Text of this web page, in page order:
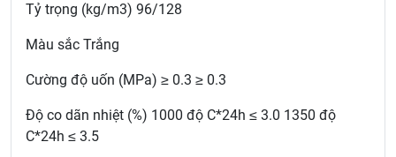
Tỷ trọng (kg/m3) 96/128
Màu sắc Trắng
Cường độ uốn (MPa) ≥ 0.3 ≥ 0.3
Độ co dãn nhiệt (%) 1000 độ C*24h ≤ 3.0 1350 độ
C*24h ≤ 3.5